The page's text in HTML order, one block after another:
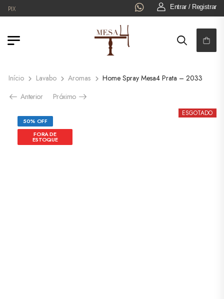
Entrar / Registrar
Início Lavabo Aromas
Home Spray Mesa4 Prata – 2033
Anterior
Próximo
50% OFF
FORA DE
ESTOQUE
ESGOTADO